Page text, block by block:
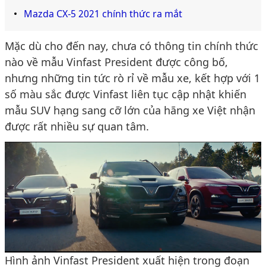
Mazda CX-5 2021 chính thức ra mắt
Mặc dù cho đến nay, chưa có thông tin chính thức
nào về mẫu Vinfast President được công bố,
nhưng những tin tức rò rỉ về mẫu xe, kết hợp với 1
số màu sắc được Vinfast liên tục cập nhật khiến
mẫu SUV hạng sang cỡ lớn của hãng xe Việt nhận
được rất nhiều sự quan tâm.
Hình ảnh Vinfast President xuất hiện trong đoạn